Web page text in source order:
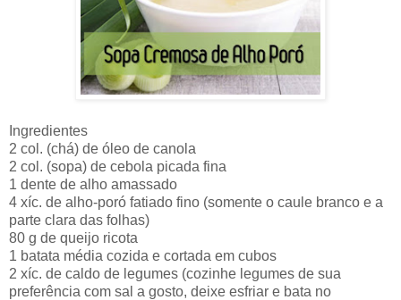
Ingredientes
2 col. (chá) de óleo de canola
2 col. (sopa) de cebola picada fina
1 dente de alho amassado
4 xíc. de alho-poró fatiado fino (somente o caule branco e a
parte clara das folhas)
80 g de queijo ricota
1 batata média cozida e cortada em cubos
2 xíc. de caldo de legumes (cozinhe legumes de sua
preferência com sal a gosto, deixe esfriar e bata no